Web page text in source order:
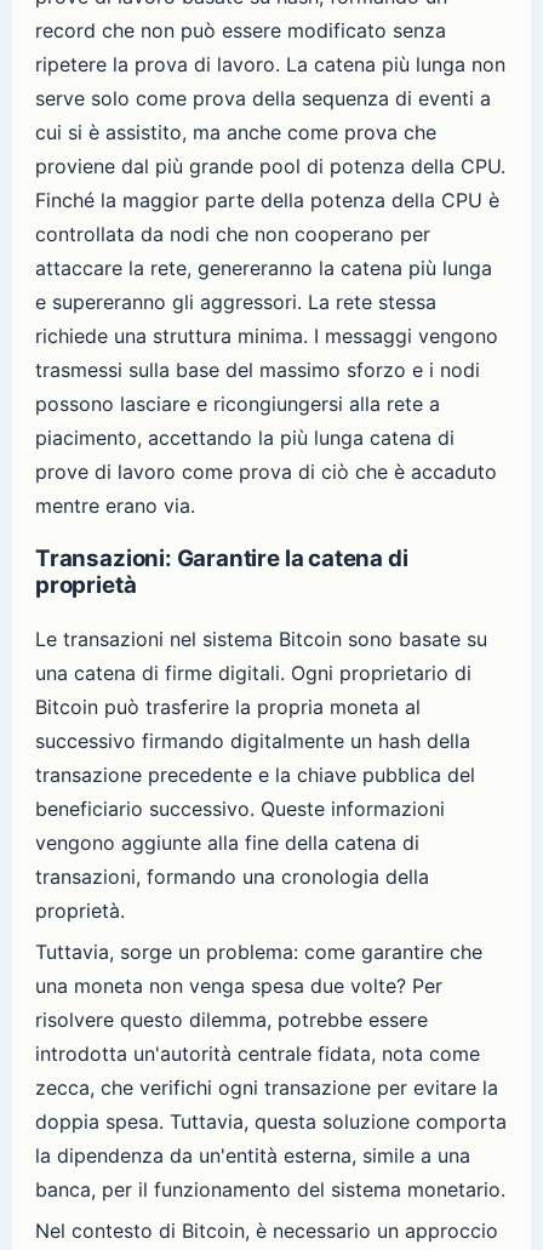
record che non può essere modificato senza
ripetere la prova di lavoro. La catena più lunga non
serve solo come prova della sequenza di eventi a
cui si è assistito, ma anche come prova che
proviene dal più grande pool di potenza della CPU.
Finché la maggior parte della potenza della CPU è
controllata da nodi che non cooperano per
attaccare la rete, genereranno la catena più lunga
e supereranno gli aggressori. La rete stessa
richiede una struttura minima. I messaggi vengono
trasmessi sulla base del massimo sforzo e i nodi
possono lasciare e ricongiungersi alla rete a
piacimento, accettando la più lunga catena di
prove di lavoro come prova di ciò che è accaduto
mentre erano via.
Transazioni: Garantire la catena di
proprietà
Le transazioni nel sistema Bitcoin sono basate su
una catena di firme digitali. Ogni proprietario di
Bitcoin può trasferire la propria moneta al
successivo firmando digitalmente un hash della
transazione precedente e la chiave pubblica del
beneficiario successivo. Queste informazioni
vengono aggiunte alla fine della catena di
transazioni, formando una cronologia della
proprietà.
Tuttavia, sorge un problema: come garantire che
una moneta non venga spesa due volte? Per
risolvere questo dilemma, potrebbe essere
introdotta un'autorità centrale fidata, nota come
zecca, che verifichi ogni transazione per evitare la
doppia spesa. Tuttavia, questa soluzione comporta
la dipendenza da un'entità esterna, simile a una
banca, per il funzionamento del sistema monetario.
Nel contesto di Bitcoin, è necessario un approccio